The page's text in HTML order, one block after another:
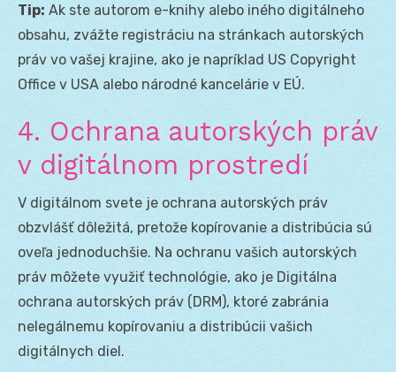
Tip: Ak ste autorom e-knihy alebo iného digitálneho
obsahu, zvážte registráciu na stránkach autorských
práv vo vašej krajine, ako je napríklad US Copyright
Office v USA alebo národné kancelárie v EÚ.
4. Ochrana autorských práv
v digitálnom prostredí
V digitálnom svete je ochrana autorských práv
obzvlášť dôležitá, pretože kopírovanie a distribúcia sú
oveľa jednoduchšie. Na ochranu vašich autorských
práv môžete využiť technológie, ako je Digitálna
ochrana autorských práv (DRM), ktoré zabránia
nelegálnemu kopírovaniu a distribúcii vašich
digitálnych diel.